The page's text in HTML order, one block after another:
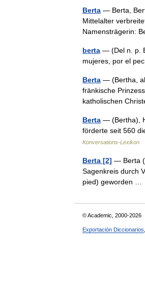
Berta — Berta,
Mittelalter
Namensträgerin:
berta — (Del n. p.
mujeres, por el
Berta — (Bertha,
fränkische
katholischen
Berta — (Bertha),
förderte seit 560
Konversations-Lexikon
Berta [2] — Berta
Sagenkreis durch
pied) geworden …
© Academic, 2000-2026
Exportación Diccionarios